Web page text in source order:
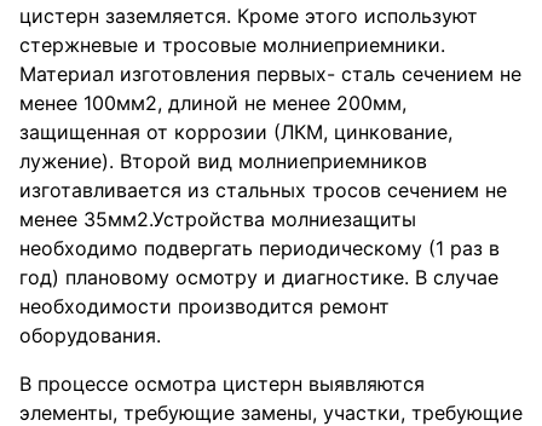
цистерн заземляется. Кроме этого используют
стержневые и тросовые молниеприемники.
Материал изготовления первых- сталь сечением не
менее 100мм2, длиной не менее 200мм,
защищенная от коррозии (ЛКМ, цинкование,
лужение). Второй вид молниеприемников
изготавливается из стальных тросов сечением не
менее 35мм2.Устройства молниезащиты
необходимо подвергать периодическому (1 раз в
год) плановому осмотру и диагностике. В случае
необходимости производится ремонт
оборудования.
В процессе осмотра цистерн выявляются
элементы, требующие замены, участки, требующие